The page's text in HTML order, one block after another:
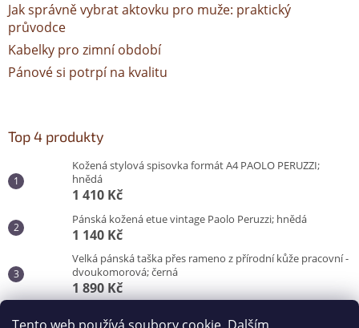
Jak správně vybrat aktovku pro muže: praktický
průvodce
Kabelky pro zimní období
Pánové si potrpí na kvalitu
Top 4 produkty
Kožená stylová spisovka formát A4 PAOLO PERUZZI;
hnědá
1 410 Kč
Pánská kožená etue vintage Paolo Peruzzi; hnědá
1 140 Kč
Velká pánská taška přes rameno z přírodní kůže pracovní -
dvoukomorová; černá
1 890 Kč